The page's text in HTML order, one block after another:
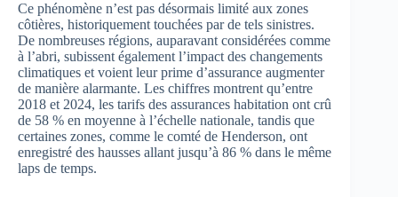
Ce phénomène n’est pas désormais limité aux zones
côtières, historiquement touchées par de tels sinistres.
De nombreuses régions, auparavant considérées comme
à l’abri, subissent également l’impact des changements
climatiques et voient leur prime d’assurance augmenter
de manière alarmante. Les chiffres montrent qu’entre
2018 et 2024, les tarifs des assurances habitation ont crû
de 58 % en moyenne à l’échelle nationale, tandis que
certaines zones, comme le comté de Henderson, ont
enregistré des hausses allant jusqu’à 86 % dans le même
laps de temps.